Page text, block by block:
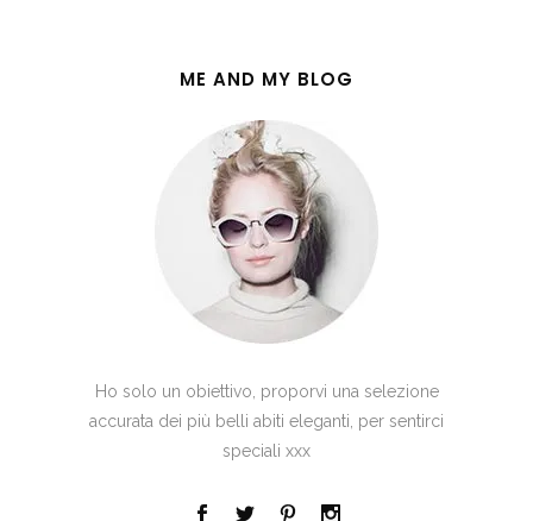
ME AND MY BLOG
Ho solo un obiettivo, proporvi una selezione
accurata dei più belli abiti eleganti, per sentirci
speciali xxx